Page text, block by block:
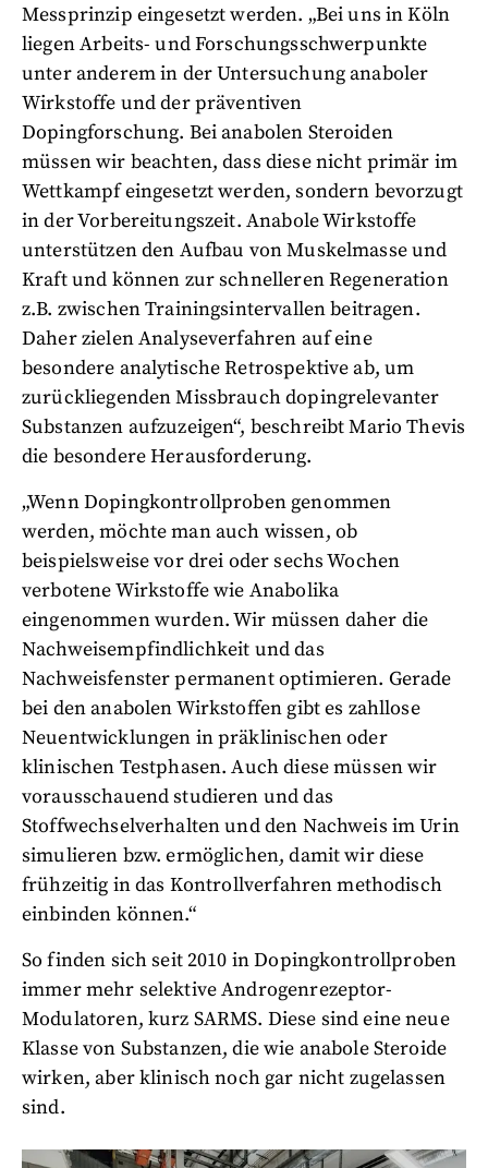
Messprinzip eingesetzt werden. „Bei uns in Köln
liegen Arbeits- und Forschungsschwerpunkte
unter anderem in der Untersuchung anaboler
Wirkstoffe und der präventiven
Dopingforschung. Bei anabolen Steroiden
müssen wir beachten, dass diese nicht primär im
Wettkampf eingesetzt werden, sondern bevorzugt
in der Vorbereitungszeit. Anabole Wirkstoffe
unterstützen den Aufbau von Muskelmasse und
Kraft und können zur schnelleren Regeneration
z.B. zwischen Trainingsintervallen beitragen.
Daher zielen Analyseverfahren auf eine
besondere analytische Retrospektive ab, um
zurückliegenden Missbrauch dopingrelevanter
Substanzen aufzuzeigen“, beschreibt Mario Thevis
die besondere Herausforderung.
„Wenn Dopingkontrollproben genommen
werden, möchte man auch wissen, ob
beispielsweise vor drei oder sechs Wochen
verbotene Wirkstoffe wie Anabolika
eingenommen wurden. Wir müssen daher die
Nachweisempfindlichkeit und das
Nachweisfenster permanent optimieren. Gerade
bei den anabolen Wirkstoffen gibt es zahllose
Neuentwicklungen in präklinischen oder
klinischen Testphasen. Auch diese müssen wir
vorausschauend studieren und das
Stoffwechselverhalten und den Nachweis im Urin
simulieren bzw. ermöglichen, damit wir diese
frühzeitig in das Kontrollverfahren methodisch
einbinden können.“
So finden sich seit 2010 in Dopingkontrollproben
immer mehr selektive Androgenrezeptor-
Modulatoren, kurz SARMS. Diese sind eine neue
Klasse von Substanzen, die wie anabole Steroide
wirken, aber klinisch noch gar nicht zugelassen
sind.